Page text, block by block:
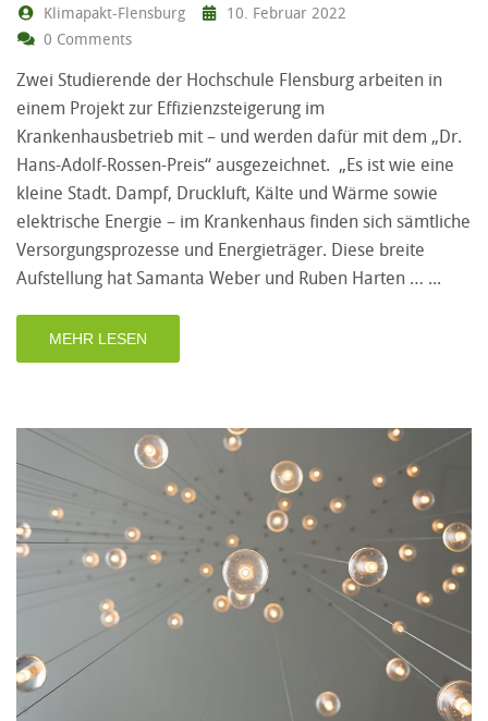
Klimapakt-Flensburg
10. Februar 2022
0 Comments
Zwei Studierende der Hochschule Flensburg arbeiten in
einem Projekt zur Effizienzsteigerung im
Krankenhausbetrieb mit – und werden dafür mit dem „Dr.
Hans-Adolf-Rossen-Preis“ ausgezeichnet. „Es ist wie eine
kleine Stadt. Dampf, Druckluft, Kälte und Wärme sowie
elektrische Energie – im Krankenhaus finden sich sämtliche
Versorgungsprozesse und Energieträger. Diese breite
Aufstellung hat Samanta Weber und Ruben Harten …
MEHR LESEN